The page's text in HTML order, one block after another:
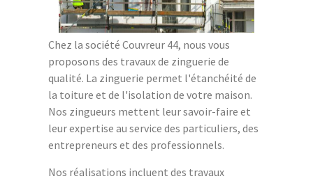
Chez la société Couvreur 44, nous vous
proposons des travaux de zinguerie de
qualité. La zinguerie permet l'étanchéité de
la toiture et de l'isolation de votre maison.
Nos zingueurs mettent leur savoir-faire et
leur expertise au service des particuliers, des
entrepreneurs et des professionnels.
Nos réalisations incluent des travaux